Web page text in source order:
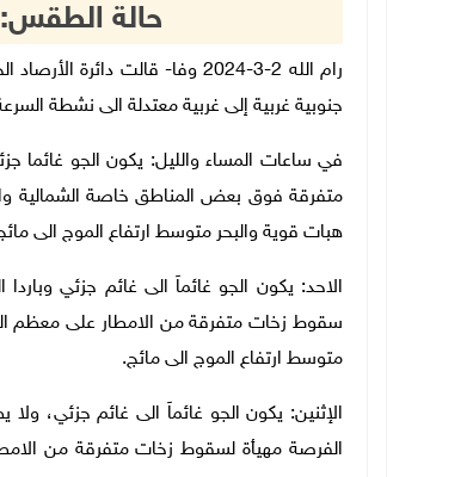
حالة الطقس:
رام الله 2-3-2024 وفا- قالت
جنوبية غربية إلى غربية معتدلة الى نشطة
في ساعات المساء والليل: يكون الجو غائما
متفرقة فوق بعض المناطق خاصة الشمالية
هبات قوية والبحر متوسط ارتفاع الموج الى
الاحد: يكون الجو غائماَ الى غائم جزئي
سقوط زخات متفرقة من الامطار على معظم
متوسط ارتفاع الموج الى مائج.
الإثنين: يكون الجو غائماَ الى غائم جزئي، ولا
الفرصة مهيأة لسقوط زخات متفرقة من